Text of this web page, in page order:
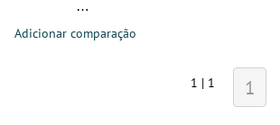
Adicionar comparação
1 | 1 1